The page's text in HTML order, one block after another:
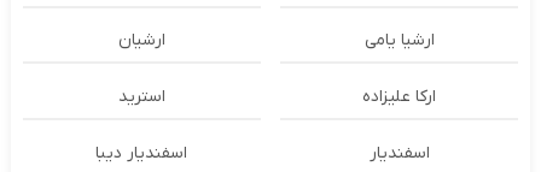
ارشیا یامی ارشیان
ارکا علیزاده استرید
اسفندیار اسفندیار دیبا